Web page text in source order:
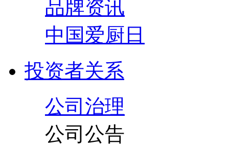
品牌资讯
中国爱厨日
投资者关系
公司治理
公司公告